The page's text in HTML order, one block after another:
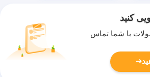
کنید
با شما تماس